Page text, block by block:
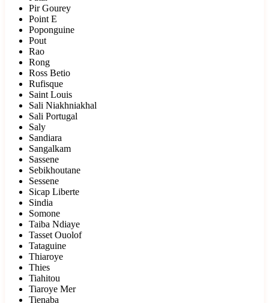
Pir Gourey
Point E
Poponguine
Pout
Rao
Rong
Ross Betio
Rufisque
Saint Louis
Sali Niakhniakhal
Sali Portugal
Saly
Sandiara
Sangalkam
Sassene
Sebikhoutane
Sessene
Sicap Liberte
Sindia
Somone
Taiba Ndiaye
Tasset Ouolof
Tataguine
Thiaroye
Thies
Tiahitou
Tiaroye Mer
Tienaba